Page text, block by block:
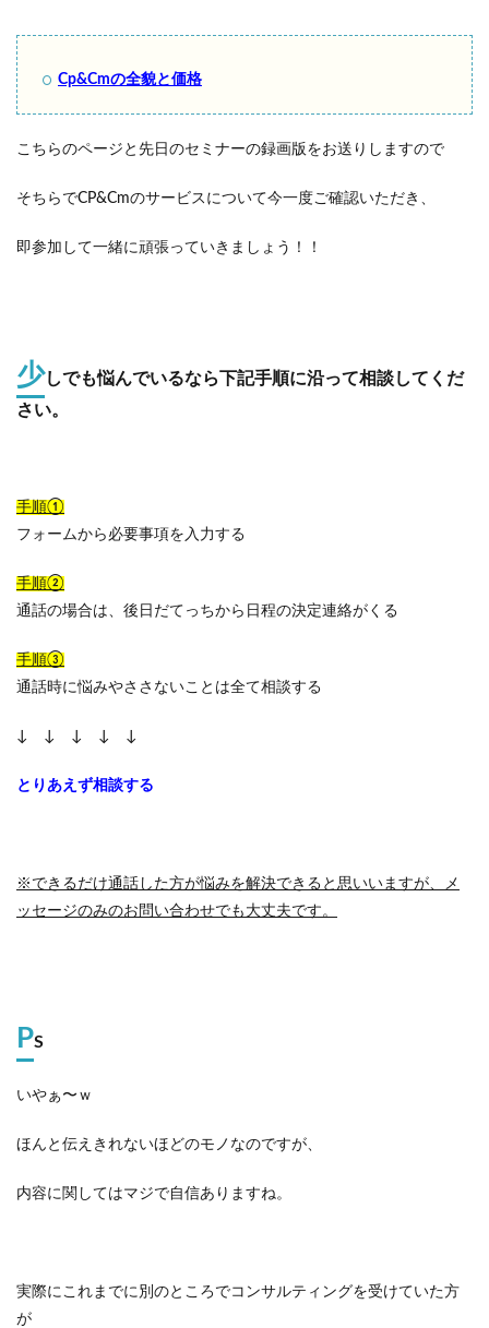
Cp&Cmの全貌と価格
こちらのページと先日のセミナーの録画版をお送りしますので
そちらでCP&Cmのサービスについて今一度ご確認いただき、
即参加して一緒に頑張っていきましょう！！
少しでも悩んでいるなら下記手順に沿って相談してくだ
さい。
手順①
フォームから必要事項を入力する
手順②
通話の場合は、後日だてっちから日程の決定連絡がくる
手順③
通話時に悩みやささないことは全て相談する
↓ ↓ ↓ ↓ ↓
とりあえず相談する
※できるだけ通話した方が悩みを解決できると思いいますが、メ
ッセージのみのお問い合わせでも大丈夫です。
PS
いやぁ〜ｗ
ほんと伝えきれないほどのモノなのですが、
内容に関してはマジで自信ありますね。
実際にこれまでに別のところでコンサルティングを受けていた方
が